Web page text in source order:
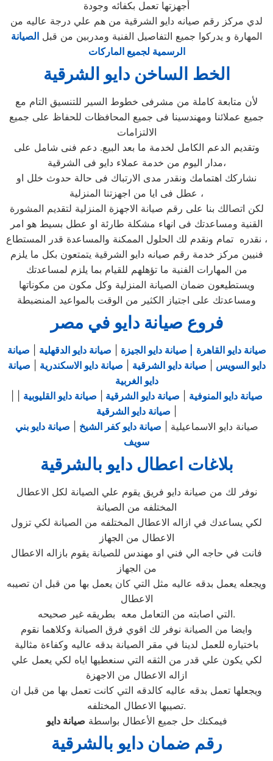
أجهزتها تعمل بكفائه وجودة
لدي مركز رقم صيانه دايو الشرقية من هم علي درجة عاليه من
المهارة و يدركوا جميع التفاصيل الفنية ومدربين من قبل الصيانة
الرسمية لجميع الماركات
الخط الساخن دايو الشرقية
لأن متابعة كاملة من مشرفى خطوط السير للتنسيق التام مع
جميع عملائنا ومهندسينا فى جميع المحافظات للحفاظ على جميع
الالتزامات
وتقديم الدعم الكامل لخدمة ما بعد البيع. دعم فنى شامل على
مدار اليوم من خدمة عملاء دايو فى الشرقية،
نشاركك اهتمامك ونقدر مدى الارتباك فى حالة حدوث خلل او
عطل فى ايا من اجهزتنا المنزلية ،
لكن اتصالك بنا على رقم صيانة الاجهزة المنزلية لتقديم المشورة
القنية ومساعدتك فى انهاء مشكلة طارئة او عطل بسيط هو امر
نقدره تمام ونقدم لك الحلول الممكنة والمساعدة قدر المستطاع ،
فنيين مركز خدمة رقم صيانه دايو الشرقية يتمتعون بكل ما يلزم
من المهارات الفنية ما تؤهلهم للقيام بما يلزم لمساعدتك
ويستطيعون ضمان الصيانة المنزلية وكل مكون من مكوناتها
ومساعدتك على اجتياز الكثير من الوقت بالمواعيد المنضبطة
فروع صيانة دايو في مصر
صيانة دايو القاهرة | صيانة دايو الجيزة صيانة دايو الدقهلية
صيانة
دايو السويس
صيانة دايو الشرقية صيانة دايو الاسكندرية
صيانة
دايو الغربية
صيانة دايو المنوفية صيانة دايو الشرقية صيانة دايو القليوبية
صيانة دايو الشرقية
صيانة دايو الاسماعيلية | صيانة دايو كفر الشيخ
صيانة دايو بني
سويف
بلاغات اعطال دايو بالشرقية
نوفر لك من صيانة دايو فريق يقوم علي الصيانة لكل الاعطال
المختلفه من الصيانة
لكي يساعدك في ازاله الاعطال المختلفه من الصيانة لكي تزول
الاعطال من الجهاز
فانت في حاجه الي فني او مهندس للصيانة يقوم بازاله الاعطال
من الجهاز
ويجعله يعمل بدقه عاليه مثل التي كان يعمل بها من قبل ان تصيبه
الاعطال
التي اصابته من التعامل معه بطريقه غير صحيحه.
وايضا من الصيانة نوفر لك اقوي فرق الصيانة وكلاهما نقوم
باختياره للعمل لدينا في مقر الصيانة بدقه عاليه وكفاءة مثالية
لكي يكون علي قدر من الثقه التي سنعطيها اياه لكي يعمل علي
ازاله الاعطال من الاجهزة
ويجعلها تعمل بدقه عاليه كالدقه التي كانت تعمل بها من قبل ان
تصيبها الاعطال المختلفه.
فيمكنك حل جميع الأعطال بواسطة صيانة دايو
رقم ضمان دايو بالشرقية